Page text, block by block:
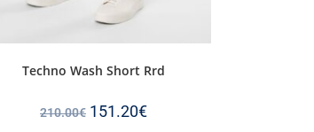
Techno Wash Short Rrd
210.00€ 151.20€